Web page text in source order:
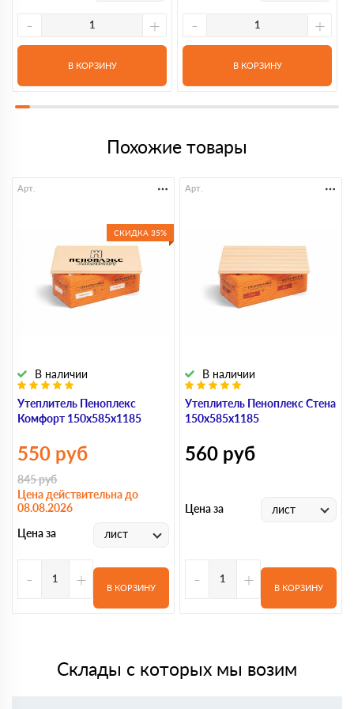
- +
В КОРЗИНУ
- +
В КОРЗИНУ
Похожие товары
СКИДКА 35%
Утеплитель Пеноплекс
Комфорт 150х585х1185
В наличии
Арт.
550 руб
845руб
Цена действительна до
08.08.2026
Цена за
лист
- + В КОРЗИНУ
Утеплитель Пеноплекс Стена
150х585х1185
В наличии
Арт.
560 руб
Цена за лист
- + В КОРЗИНУ
Склады с которых мы возим